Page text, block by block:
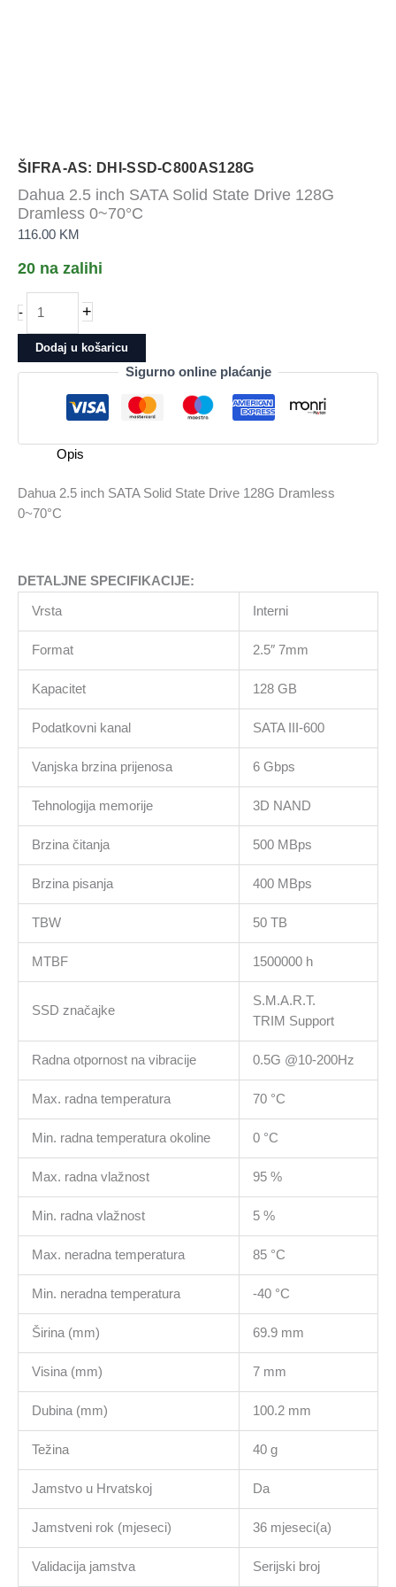
ŠIFRA-AS: DHI-SSD-C800AS128G
Dahua 2.5 inch SATA Solid State Drive 128G
Dramless 0~70°C
116.00 KM
20 na zalihi
-
2.5
inch
SATA
128G
Dramless
0~70°C
količina
+
Dodaj u košaricu
Sigurno online plaćanje
Opis
Dahua 2.5 inch SATA Solid State Drive 128G Dramless
0~70°C
DETALJNE SPECIFIKACIJE:
Vrsta Interni
Format 2.5″ 7mm
Kapacitet 128 GB
Podatkovni kanal SATA III-600
Vanjska brzina prijenosa 6 Gbps
Tehnologija memorije 3D NAND
Brzina čitanja 500 MBps
Brzina pisanja 400 MBps
TBW 50 TB
MTBF 1500000 h
SSD značajke
S.M.A.R.T.
TRIM Support
Radna otpornost na vibracije 0.5G @10-200Hz
Max. radna temperatura 70 °C
Min. radna temperatura okoline 0 °C
Max. radna vlažnost 95 %
Min. radna vlažnost 5 %
Max. neradna temperatura 85 °C
Min. neradna temperatura -40 °C
Širina (mm) 69.9 mm
Visina (mm) 7 mm
Dubina (mm) 100.2 mm
Težina 40 g
Jamstvo u Hrvatskoj Da
Jamstveni rok (mjeseci) 36 mjeseci(a)
Validacija jamstva Serijski broj